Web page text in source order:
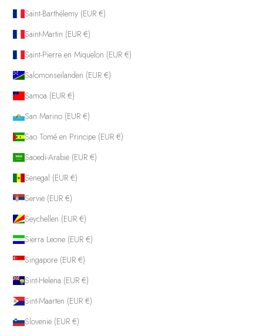
Saint-Barthélemy (EUR €)
Saint-Martin (EUR €)
Saint-Pierre en Miquelon (EUR €)
Salomonseilanden (EUR €)
Samoa (EUR €)
San Marino (EUR €)
Sao Tomé en Principe (EUR €)
Saoedi-Arabië (EUR €)
Senegal (EUR €)
Servië (EUR €)
Seychellen (EUR €)
Sierra Leone (EUR €)
Singapore (EUR €)
Sint-Helena (EUR €)
Sint-Maarten (EUR €)
Slovenië (EUR €)